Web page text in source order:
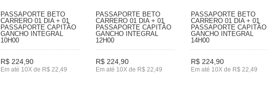
PASSAPORTE BETO
CARRERO 01 DIA + 01
PASSAPORTE CAPITÃO
GANCHO INTEGRAL
10H00
R$ 224,90
Em até 10X de R$ 22,49
PASSAPORTE BETO
CARRERO 01 DIA + 01
PASSAPORTE CAPITÃO
GANCHO INTEGRAL
12H00
R$ 224,90
Em até 10X de R$ 22,49
PASSAPORTE BETO
CARRERO 01 DIA + 01
PASSAPORTE CAPITÃO
GANCHO INTEGRAL
14H00
R$ 224,90
Em até 10X de R$ 22,49